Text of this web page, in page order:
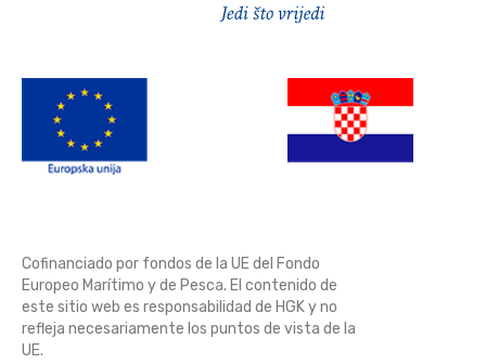
Cofinanciado por fondos de la UE del Fondo
Europeo Marítimo y de Pesca. El contenido de
este sitio web es responsabilidad de HGK y no
refleja necesariamente los puntos de vista de la
UE.